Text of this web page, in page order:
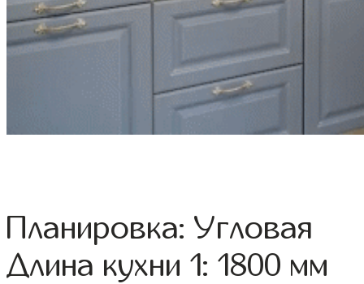
Планировка: Угловая
Длина кухни 1: 1800 мм